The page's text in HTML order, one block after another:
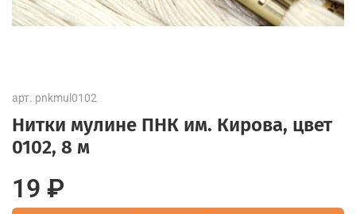
арт. pnkmul0102
Нитки мулине ПНК им. Кирова, цвет
0102, 8 м
19 ₽